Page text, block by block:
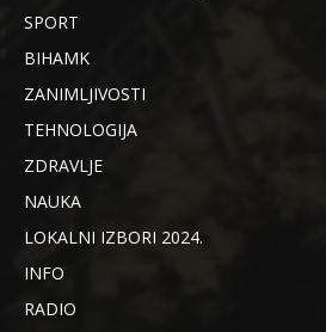
SPORT
BIHAMK
ZANIMLJIVOSTI
TEHNOLOGIJA
ZDRAVLJE
NAUKA
LOKALNI IZBORI 2024.
INFO
RADIO